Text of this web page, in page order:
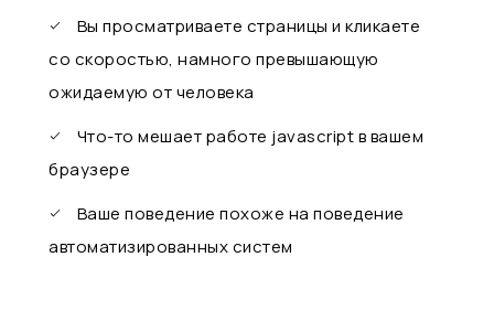
Вы просматриваете страницы и кликаете
со скоростью, намного превышающую
ожидаемую от человека
Что-то мешает работе javascript в вашем
браузере
Ваше поведение похоже на поведение
автоматизированных систем